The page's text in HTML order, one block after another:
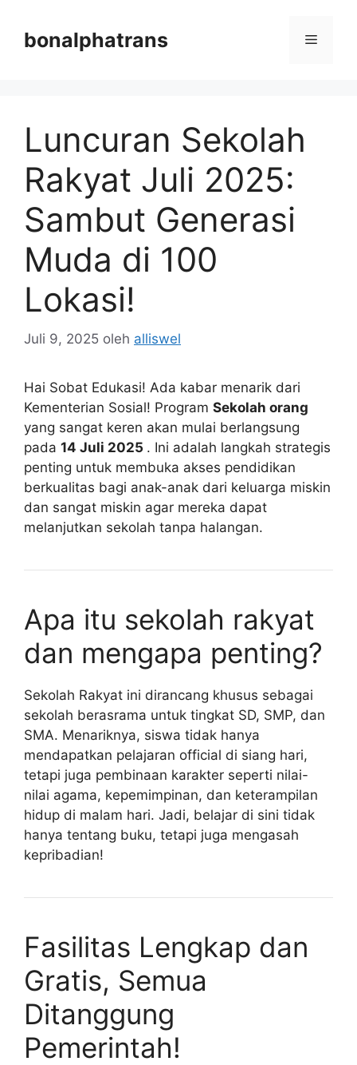
bonalphatrans Menu
Luncuran Sekolah
Rakyat Juli 2025:
Sambut Generasi
Muda di 100
Lokasi!
Juli 9, 2025 oleh alliswel
Hai Sobat Edukasi! Ada kabar menarik dari
Kementerian Sosial! Program Sekolah orang
yang sangat keren akan mulai berlangsung
pada 14 Juli 2025 . Ini adalah langkah strategis
penting untuk membuka akses pendidikan
berkualitas bagi anak-anak dari keluarga miskin
dan sangat miskin agar mereka dapat
melanjutkan sekolah tanpa halangan.
Apa itu sekolah rakyat
dan mengapa penting?
Sekolah Rakyat ini dirancang khusus sebagai
sekolah berasrama untuk tingkat SD, SMP, dan
SMA. Menariknya, siswa tidak hanya
mendapatkan pelajaran official di siang hari,
tetapi juga pembinaan karakter seperti nilai-
nilai agama, kepemimpinan, dan keterampilan
hidup di malam hari. Jadi, belajar di sini tidak
hanya tentang buku, tetapi juga mengasah
kepribadian!
Fasilitas Lengkap dan
Gratis, Semua
Ditanggung
Pemerintah!